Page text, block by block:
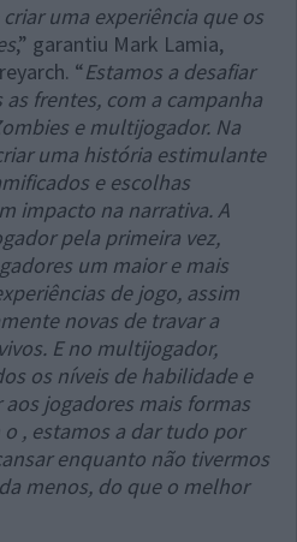
uma experiência que os
,” garantiu Mark Lamia,
“Estamos a desafiar
frentes, com a campanha
e multijogador. Na
uma história estimulante
e escolhas
impacto na narrativa. A
pela primeira vez,
um maior e mais
de jogo, assim
novas de travar a
E no multijogador,
os níveis de habilidade e
jogadores mais formas
, estamos a dar tudo por
enquanto não tivermos
menos, do que o melhor